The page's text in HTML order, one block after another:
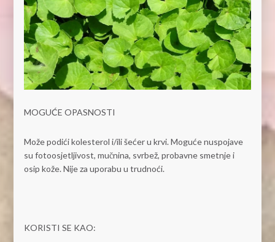
MOGUĆE OPASNOSTI
Može podići kolesterol i/ili šećer u krvi. Moguće nuspojave
su fotoosjetljivost, mučnina, svrbež, probavne smetnje i
osip kože. Nije za uporabu u trudnoći.
KORISTI SE KAO: